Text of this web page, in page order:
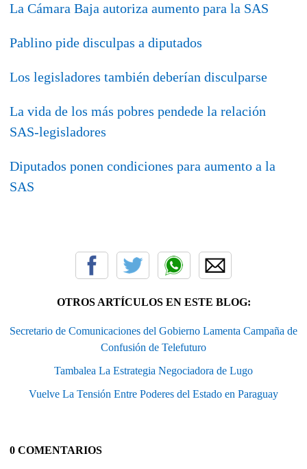
La Cámara Baja autoriza aumento para la SAS
Pablino pide disculpas a diputados
Los legisladores también deberían disculparse
La vida de los más pobres pendede la relación
SAS-legisladores
Diputados ponen condiciones para aumento a la
SAS
OTROS ARTÍCULOS EN ESTE BLOG:
Secretario de Comunicaciones del Gobierno Lamenta Campaña de
Confusión de Telefuturo
Tambalea La Estrategia Negociadora de Lugo
Vuelve La Tensión Entre Poderes del Estado en Paraguay
0 COMENTARIOS